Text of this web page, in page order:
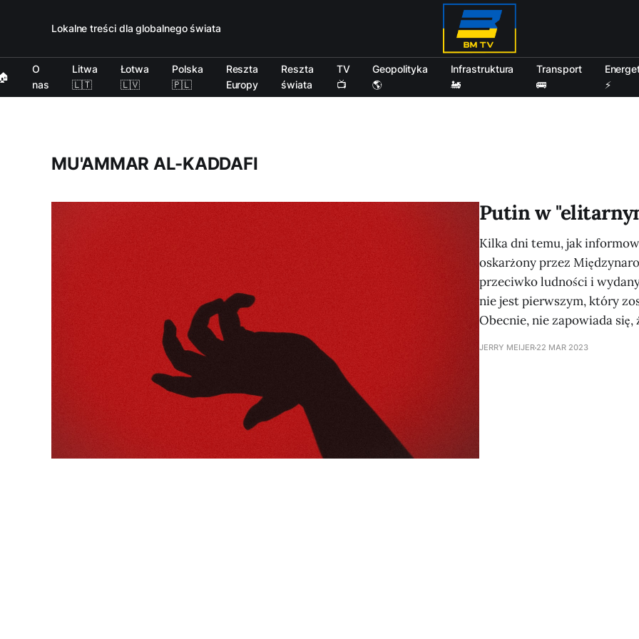
Lokalne treści dla globalnego świata
O
nas
Litwa
🇱🇹
Łotwa
🇱🇻
Polska
🇵🇱
Reszta
Europy
Reszta
świata
TV
📺
Geopolityka
🌎
Infrastruktura
🚂
Transport
🚌
⚡
MU'AMMAR AL-KADDAFI
Putin w
Kilka dni temu, jak
oskarżony przez
przeciwko ludności i
nie jest pierwszym, który
Obecnie, nie zapowiada
JERRY MEIJER 22 MAR 2023